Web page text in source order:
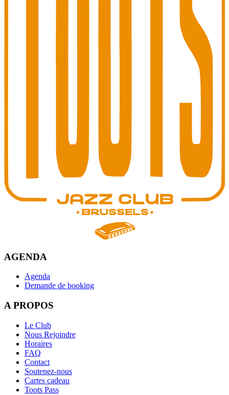
AGENDA
Agenda
Demande de booking
A PROPOS
Le Club
Nous Rejoindre
Horaires
FAQ
Contact
Soutenez-nous
Cartes cadeau
Toots Pass